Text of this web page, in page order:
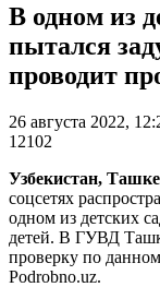
В одном из
пытался
проводит
26 августа 2022,
12102
Узбекистан,
соцсетях
одном из детских
детей. В ГУВД
проверку по
Podrobno.uz.